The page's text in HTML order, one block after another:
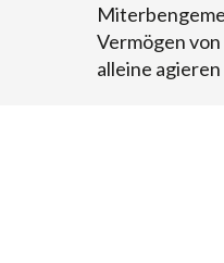
Vermögen
alleine